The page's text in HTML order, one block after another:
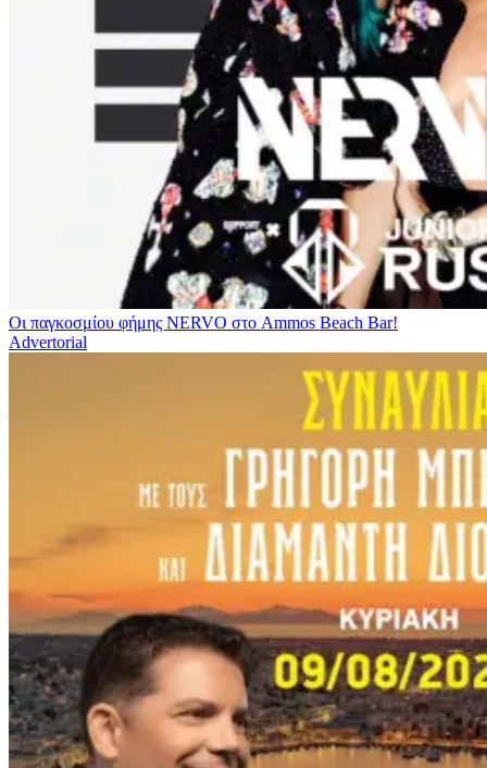
Οι παγκοσμίου φήμης NERVO στο Ammos Beach Bar!
Advertorial